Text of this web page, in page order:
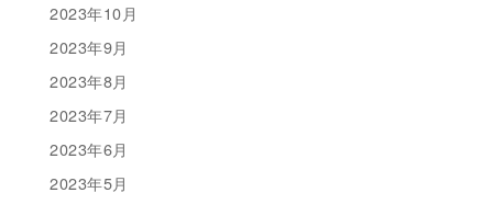
2023年10月
2023年9月
2023年8月
2023年7月
2023年6月
2023年5月